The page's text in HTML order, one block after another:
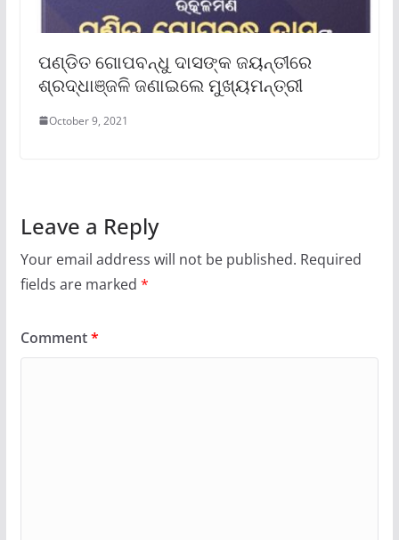
ପଣ୍ଡିତ ଗୋପବନ୍ଧୁ ଦାସଙ୍କ ଜୟନ୍ତୀରେ
ଶ୍ରଦ୍ଧାଞ୍ଜଳି ଜଣାଇଲେ ମୁଖ୍ୟମନ୍ତ୍ରୀ
October 9, 2021
Leave a Reply
Your email address will not be published. Required
fields are marked *
Comment*